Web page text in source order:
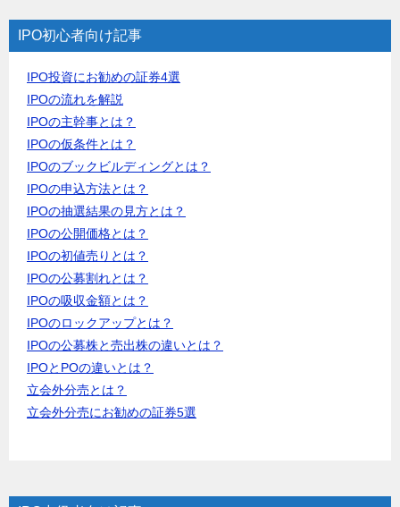
IPO初心者向け記事
IPO投資にお勧めの証券4選
IPOの流れを解説
IPOの主幹事とは？
IPOの仮条件とは？
IPOのブックビルディングとは？
IPOの申込方法とは？
IPOの抽選結果の見方とは？
IPOの公開価格とは？
IPOの初値売りとは？
IPOの公募割れとは？
IPOの吸収金額とは？
IPOのロックアップとは？
IPOの公募株と売出株の違いとは？
IPOとPOの違いとは？
立会外分売とは？
立会外分売にお勧めの証券5選